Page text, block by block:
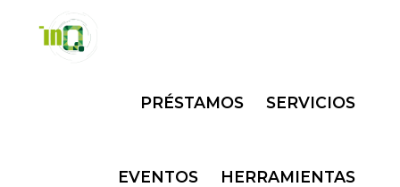
PRÉSTAMOS SERVICIOS
EVENTOS HERRAMIENTAS